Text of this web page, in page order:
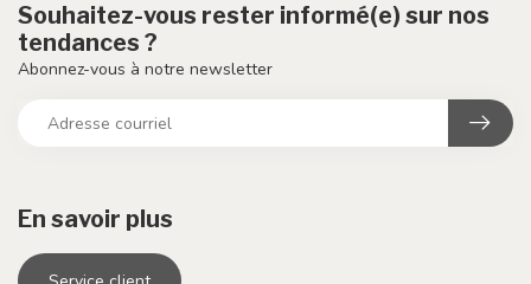
En savoir plus
Souhaitez-vous rester informé(e) sur nos
tendances ?
Abonnez-vous à notre newsletter